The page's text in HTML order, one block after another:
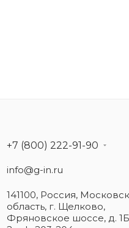
+7 (800) 222-91-90
info@g-in.ru
141100, Россия,
область, г. Щелково,
Фряновское шоссе, д.